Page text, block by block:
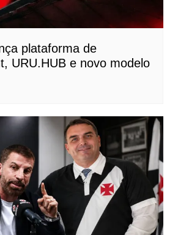
plataforma de
URU.HUB e novo modelo